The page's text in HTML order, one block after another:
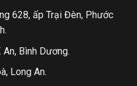
628, ấp Trại Đèn, Phước
Bình Dương.
Long An.